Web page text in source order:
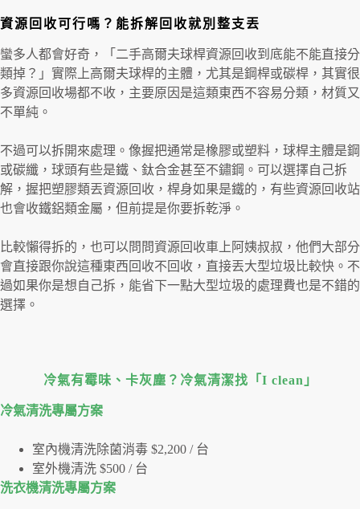
資源回收可行嗎？能拆解回收就別整支丟
蠻多人都會好奇，「二手高爾夫球桿資源回收到底能不能直接分
類掉？」實際上高爾夫球桿的主體，尤其是鋼桿或碳桿，其實很
多資源回收場都不收，主要原因是這類東西不容易分類，材質又
不單純。
不過可以拆開來處理。像握把通常是橡膠或塑料，球桿主體是鋼
或碳纖，球頭有些是鐵、鈦合金甚至不鏽鋼。可以選擇自己拆
解，握把塑膠類丟資源回收，桿身如果是鐵的，有些資源回收站
也會收鐵鋁類金屬，但前提是你要拆乾淨。
比較懶得拆的，也可以問問資源回收車上阿姨叔叔，他們大部分
會直接跟你說這種東西回收不回收，直接丟大型垃圾比較快。不
過如果你是想自己拆，能省下一點大型垃圾的處理費也是不錯的
選擇。
冷氣有霉味、卡灰塵？冷氣清潔找「I clean」
冷氣清洗專屬⽅案
室內機清洗除菌消毒 $2,200 / 台
室外機清洗 $500 / 台
洗衣機清洗專屬⽅案